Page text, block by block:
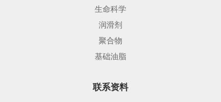
生命科学
润滑剂
聚合物
基础油脂
联系资料